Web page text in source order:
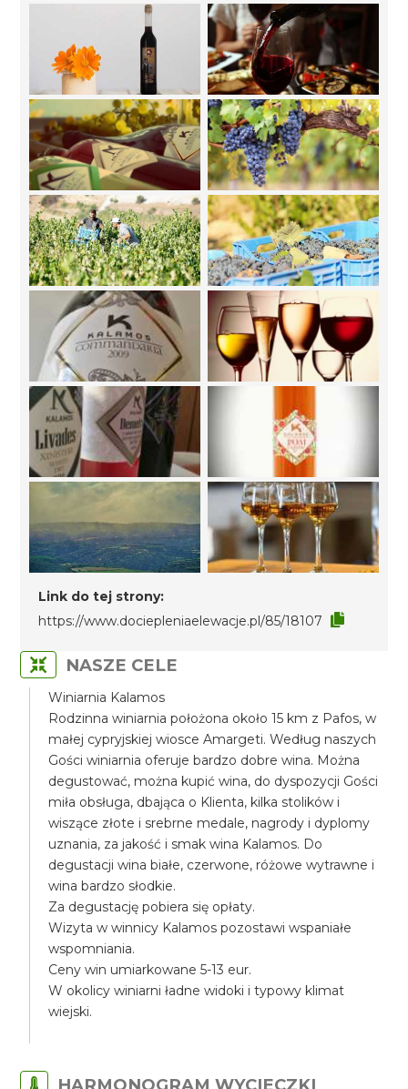
Link do tej strony:
https://www.dociepleniaelewacje.pl/85/18107
NASZE CELE
Winiarnia Kalamos
Rodzinna winiarnia położona około 15 km z Pafos, w
małej cypryjskiej wiosce Amargeti. Według naszych
Gości winiarnia oferuje bardzo dobre wina. Można
degustować, można kupić wina, do dyspozycji Gości
miła obsługa, dbająca o Klienta, kilka stolików i
wiszące złote i srebrne medale, nagrody i dyplomy
uznania, za jakość i smak wina Kalamos. Do
degustacji wina białe, czerwone, różowe wytrawne i
wina bardzo słodkie.
Za degustację pobiera się opłaty.
Wizyta w winnicy Kalamos pozostawi wspaniałe
wspomniania.
Ceny win umiarkowane 5-13 eur.
W okolicy winiarni ładne widoki i typowy klimat
wiejski.